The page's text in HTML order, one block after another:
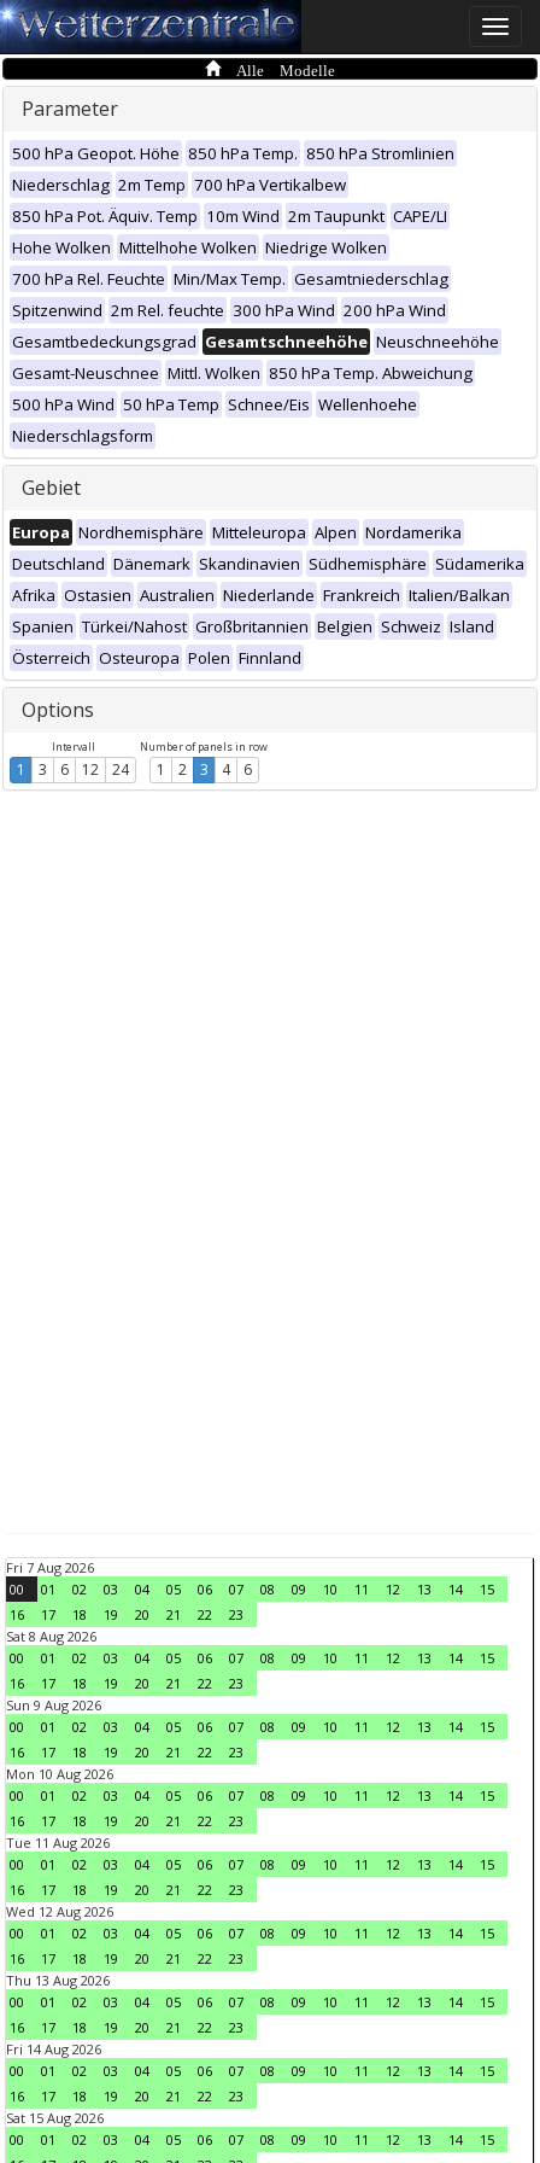
Toggle
Alle Modelle
Parameter
500 hPa Geopot. Höhe 850 hPa Temp. 850 hPa Stromlinien
Niederschlag 2m Temp 700 hPa Vertikalbew
850 hPa Pot. Äquiv. Temp 10m Wind 2m Taupunkt CAPE/LI
Hohe Wolken Mittelhohe Wolken Niedrige Wolken
700 hPa Rel. Feuchte Min/Max Temp. Gesamtniederschlag
Spitzenwind 2m Rel. feuchte 300 hPa Wind 200 hPa Wind
Gesamtbedeckungsgrad Gesamtschneehöhe Neuschneehöhe
Gesamt-Neuschnee Mittl. Wolken 850 hPa Temp. Abweichung
500 hPa Wind 50 hPa Temp Schnee/Eis Wellenhoehe
Niederschlagsform
Gebiet
Europa Nordhemisphäre Mitteleuropa Alpen Nordamerika
Deutschland Dänemark Skandinavien Südhemisphäre Südamerika
Afrika Ostasien Australien Niederlande Frankreich Italien/Balkan
Spanien Türkei/Nahost Großbritannien Belgien Schweiz Island
Österreich Osteuropa Polen Finnland
Options
Intervall
1 3 6 12 24
Number of panels in row
1 2 3 4 6
Fri 7 Aug 2026
00
01 02 03 04 05 06 07 08 09 10 11 12 13 14
15
16
17 18 19 20 21 22
23
Sat 8 Aug 2026
00
01 02 03 04 05 06 07 08 09 10 11 12 13 14
15
16
17 18 19 20 21 22
23
Sun 9 Aug 2026
00
01 02 03 04 05 06 07 08 09 10 11 12 13 14
15
16
17 18 19 20 21 22
23
Mon 10 Aug 2026
00
01 02 03 04 05 06 07 08 09 10 11 12 13 14
15
16
17 18 19 20 21 22
23
Tue 11 Aug 2026
00
01 02 03 04 05 06 07 08 09 10 11 12 13 14
15
16
17 18 19 20 21 22
23
Wed 12 Aug 2026
00
01 02 03 04 05 06 07 08 09 10 11 12 13 14
15
16
17 18 19 20 21 22
23
Thu 13 Aug 2026
00
01 02 03 04 05 06 07 08 09 10 11 12 13 14
15
16
17 18 19 20 21 22
23
Fri 14 Aug 2026
00
01 02 03 04 05 06 07 08 09 10 11 12 13 14
15
16
17 18 19 20 21 22
23
Sat 15 Aug 2026
00
01 02 03 04 05 06 07 08 09 10 11 12 13 14
15